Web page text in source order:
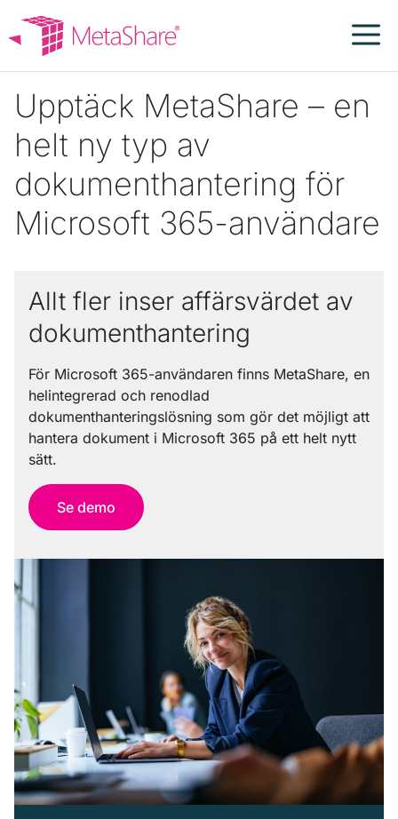
innehåll
Upptäck MetaShare – en
helt ny typ av
dokumenthantering för
Microsoft 365-användare
Allt fler inser affärsvärdet av
dokumenthantering
För Microsoft 365-användaren finns MetaShare, en
helintegrerad och renodlad
dokumenthanteringslösning som gör det möjligt att
hantera dokument i Microsoft 365 på ett helt nytt
sätt.
Se demo